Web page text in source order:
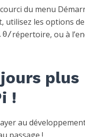
du menu
les options
répertoire, ou à
plus
!
au